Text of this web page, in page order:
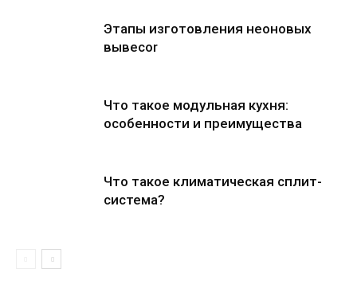
Этапы изготовления неоновых
вывесоr
Что такое модульная кухня:
особенности и преимущества
Что такое климатическая сплит-
система?